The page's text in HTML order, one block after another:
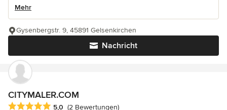
Mehr
Nachricht
Gysenbergstr. 9, 45891 Gelsenkirchen
CITYMALER.COM
Durchschnittliche Bewertung: 5 von 5 Sternen
5,0 (2 Bewertungen)